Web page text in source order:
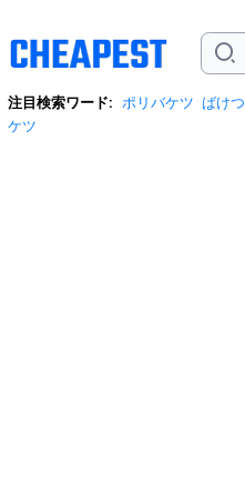
注目検索ワード: ポリバケツ ばけつ
ケツ